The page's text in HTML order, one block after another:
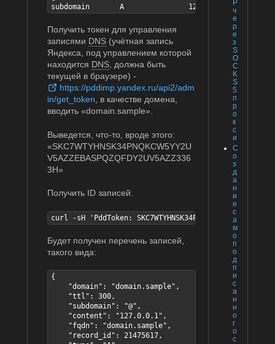
P
ч
е
р
е
з
S
O
C
K
S
5
п
р
о
к
с
и
С
о
з
д
а
н
и
е
с
а
м
о
п
о
д
п
и
с
а
н
н
о
г
о
с
Получить токен для управления
записями DNS (учётная запись
Яндекса, под управлением которой
находится DNS , должна быть
текущей в браузере) -
https://pddimp.yandex.ru/api2/adm
in/get_token , в качестве домена,
вводить «domain.sample».
Выведется, что-то, вроде этого:
«SKC7WTYHNSK34PNQKCW5YY2U
V5AZZEBASPQZQFDY2UV5AZZ336
3H»
Получить ID записей:
curl -sH 'PddToken:
Будет получен перечень записей,
такого вида:
{
    "domain": "domain.sample",
    "ttl": 300,
    "subdomain": "@",
    "content": "127.0.0.1",
    "fqdn": "domain.sample",
    "record_id": 21475617,